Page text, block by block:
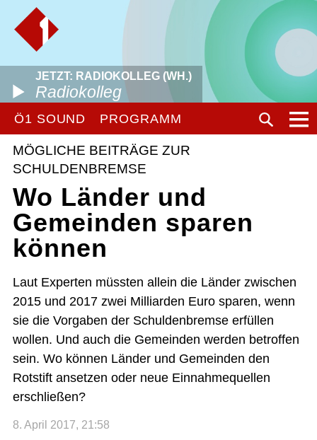
JETZT: RADIOKOLLEG (WH.)
Radiokolleg
Ö1 SOUND PROGRAMM
MÖGLICHE BEITRÄGE ZUR
SCHULDENBREMSE
Wo Länder und
Gemeinden sparen
können
Laut Experten müssten allein die Länder zwischen
2015 und 2017 zwei Milliarden Euro sparen, wenn
sie die Vorgaben der Schuldenbremse erfüllen
wollen. Und auch die Gemeinden werden betroffen
sein. Wo können Länder und Gemeinden den
Rotstift ansetzen oder neue Einnahmequellen
erschließen?
8. April 2017, 21:58